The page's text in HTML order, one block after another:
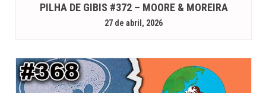
PILHA DE GIBIS #372 – MOORE & MOREIRA
27 de abril, 2026